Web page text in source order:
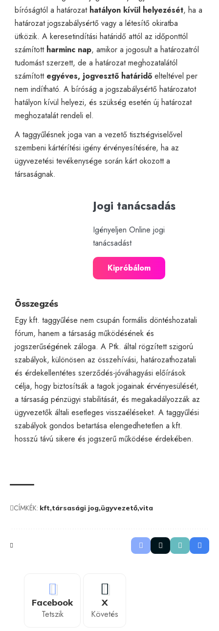
bíróságtól a határozat hatályon kívül helyezését, ha a
határozat jogszabálysértő vagy a létesítő okiratba
ütközik. A keresetindítási határidő attól az időponttól
számított harminc nap, amikor a jogosult a határozatról
tudomást szerzett, de a határozat meghozatalától
számított egyéves, jogvesztő határidő elteltével per
nem indítható. A bíróság a jogszabálysértő határozatot
hatályon kívül helyezi, és szükség esetén új határozat
meghozatalát rendeli el.
A taggyűlésnek joga van a vezető tisztségviselővel
szembeni kártérítési igény érvényesítésére, ha az
ügyvezetési tevékenysége során kárt okozott a
társaságnak.
Jogi tanácsadás
Igényeljen Online jogi
tanácsadást
Kipróbálom
Összegzés
Egy kft. taggyűlése nem csupán formális döntéshozatali
fórum, hanem a társaság működésének és
jogszerűségének záloga. A Ptk. által rögzített szigorú
szabályok, különösen az összehívási, határozathozatali
és érdekellentétes szerződés-jóváhagyási előírások
célja, hogy biztosítsák a tagok jogainak érvényesülését,
a társaság pénzügyi stabilitását, és megakadályozzák az
ügyvezetők általi esetleges visszaéléseket. A taggyűlési
szabályok gondos betartása elengedhetetlen a kft.
hosszú távú sikere és jogszerű működése érdekében.
CÍMKÉK: kft társasági jog ügyvezető vita
Facebook
Tetszik
X
Követés